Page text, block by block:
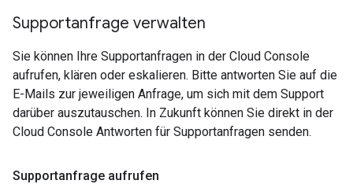
Supportanfrage verwalten
Sie können Ihre Supportanfragen in der Cloud Console
aufrufen, klären oder eskalieren. Bitte antworten Sie auf die
E-Mails zur jeweiligen Anfrage, um sich mit dem Support
darüber auszutauschen. In Zukunft können Sie direkt in der
Cloud Console Antworten für Supportanfragen senden.
Supportanfrage aufrufen